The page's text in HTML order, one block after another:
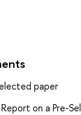
paper
on a Pre-